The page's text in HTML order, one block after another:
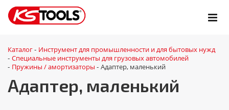
Каталог - Инструмент для промышленности и для бытовых нужд
- Специальные инструменты для грузовых автомобилей
- Пружины / амортизаторы - Адаптер, маленький
Адаптер, маленький